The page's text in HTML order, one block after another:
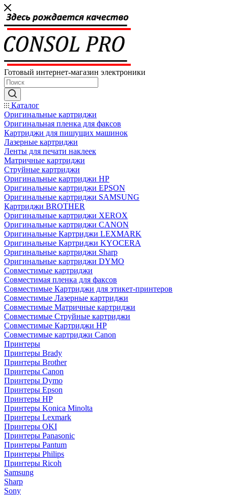
Готовый интернет-магазин электроники
Каталог
Оригинальные картриджи
Оригинальная пленка для факсов
Картриджи для пишущих машинок
Лазерные картриджи
Ленты для печати наклеек
Матричные картриджи
Струйные картриджи
Оригинальные картриджи HP
Оригинальные картриджи EPSON
Оригинальные картриджи SAMSUNG
Картриджи BROTHER
Оригинальные картриджи XEROX
Оригинальные картриджи CANON
Оригинальные Картриджи LEXMARK
Оригинальные Картриджи KYOCERA
Оригинальные картриджи Sharp
Оригинальные картриджи DYMO
Совместимые картриджи
Совместимая пленка для факсов
Совместимые Картриджи для этикет-принтеров
Совместимые Лазерные картриджи
Совместимые Матричные картриджи
Совместимые Струйные картриджи
Совместимые Картриджи HP
Совместимые картриджи Canon
Принтеры
Принтеры Brady
Принтеры Brother
Принтеры Canon
Принтеры Dymo
Принтеры Epson
Принтеры HP
Принтеры Konica Minolta
Принтеры Lexmark
Принтеры OKI
Принтеры Panasonic
Принтеры Pantum
Принтеры Philips
Принтеры Ricoh
Samsung
Sharp
Sony